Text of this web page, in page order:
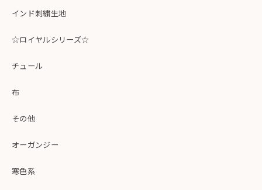
インド刺繍生地
☆ロイヤルシリーズ☆
チュール
布
その他
オーガンジー
寒色系